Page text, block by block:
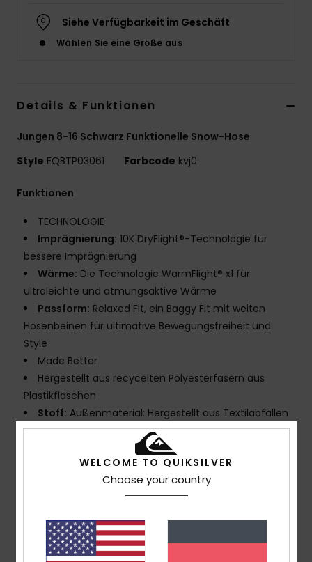
Siehe Verfügbarkeit im Geschäft
Wählen Sie eine Größe aus
Details & Funktionen
Jungen 8-16 Schwarz Funktionelle Snow-Hose
Style EQBTP03061 Farbcode kvj0
Funktionen
TECHNOLOGIE
Imprägnierung: 10K DryFlight®-Technologie für
bessere Imprägnierung
Wärme: Die Technologie WarmFlight® x1 für
ultraleichte und atmungsaktive Wärme
Passform: Relaxed Fit, ein Baggy Fit mit weiten
Hosenbeinen für ultimative Bewegungsfreiheit und
Style
Made Better
Hergestellt aus recycelten Polyesterfasern aus
Plastikflaschen
Stoff: Außenmaterial: Hergestellt aus Textilabfällen
Recyceltes Polyester
PFC-frei: Langlebige wasserabweisende Behandlung
FEATURES
Nahtverklebung an kritischen Stellen
Leichtes Taft mit gebürstetem Trikot-Stoff
für Wärme und Atmungsaktivität
Taille/Bund:Verstellbarer Bund mit Kordelzug
Taschen:2 Handwärmetaschen mit Reißverschluss
WELCOME TO QUIKSILVER
Choose your country